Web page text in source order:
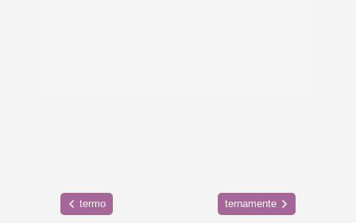
termo ternamente